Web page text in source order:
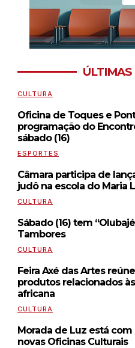
ÚLTIMAS
CULTURA
Oficina de Toques e
programação do
sábado (16)
ESPORTES
Câmara participa de
judô na escola do Maria
CULTURA
Sábado (16) tem
Tambores
CULTURA
Feira Axé das Artes
produtos relacionados
africana
CULTURA
Morada de Luz está
novas Oficinas Culturais